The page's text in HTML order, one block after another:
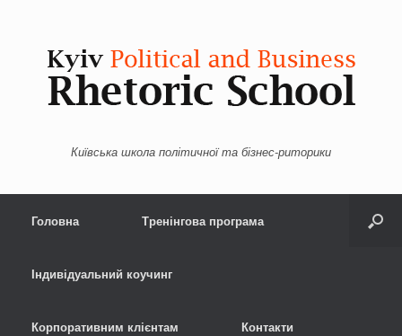
Київська школа політичної та бізнес-риторики
Головна
Тренінгова програма
Індивідуальний коучинг
Корпоративним клієнтам Контакти